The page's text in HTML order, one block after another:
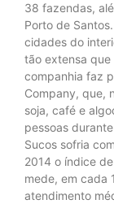
38 fazendas,
Porto de
cidades do
tão extensa
companhia faz
Company, que,
soja, café e
pessoas
Sucos sofria
2014 o índice
mede, em cada
atendimento